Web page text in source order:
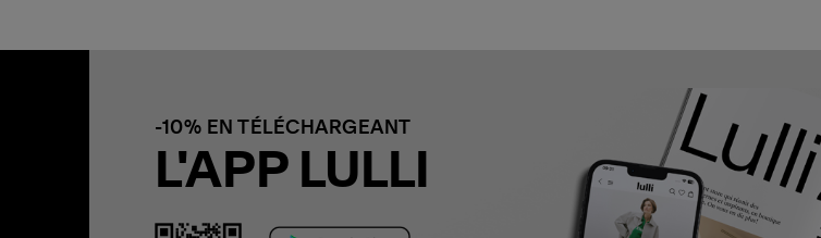
-10% EN TÉLÉCHARGEANT
L'APP LULLI